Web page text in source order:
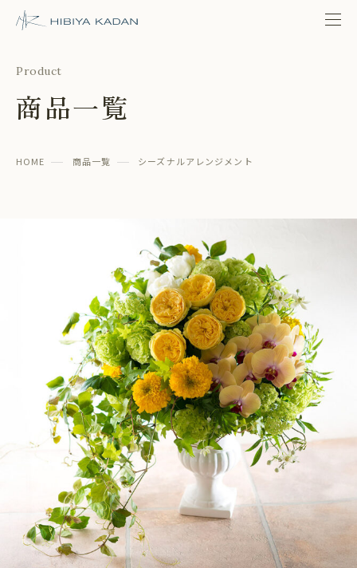
日比谷花壇 日比谷公園本店
Product
商品一覧
HOME 商品一覧 シーズナルアレンジメント